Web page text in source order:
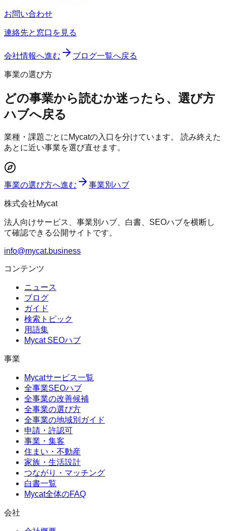
お問い合わせ
連絡先と窓口を見る
会社情報へ進む ブログ一覧へ戻る
事業の選び方
どの事業から読むか迷ったら、選び方
ハブへ戻る
業種・課題ごとにMycatの入口を分けています。 読み終えた
あとに近い事業を選び直せます。
事業の選び方へ進む 事業別ハブ
株式会社Mycat
法人向けサービス、事業別ハブ、白書、SEOハブを横断し
て確認できる公開サイトです。
info@mycat.business
コンテンツ
ニュース
ブログ
ガイド
検索トピック
用語集
Mycat SEOハブ
事業
Mycatサービス一覧
全事業SEOハブ
全事業の改善候補
全事業の選び方
全事業の地域別ガイド
申請・許認可
事業・集客
住まい・不動産
家族・生活設計
つながり・マッチング
白書一覧
Mycat全体のFAQ
会社